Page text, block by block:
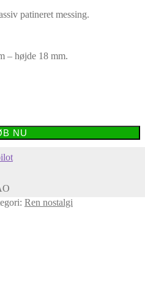
patineret messing.
– højde 18 mm.
NU
Ren nostalgi